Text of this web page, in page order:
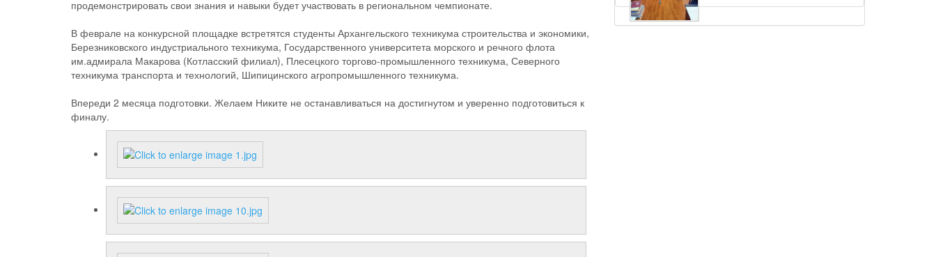
продемонстрировать свои знания и навыки будет участвовать в региональном чемпионате.
В феврале на конкурсной площадке встретятся студенты Архангельского техникума строительства и экономики,
Березниковского индустриального техникума, Государственного университета морского и речного флота
им.адмирала Макарова (Котласский филиал), Плесецкого торгово-промышленного техникума, Северного
техникума транспорта и технологий, Шипицинского агропромышленного техникума.
Впереди 2 месяца подготовки. Желаем Никите не останавливаться на достигнутом и уверенно подготовиться к
финалу.